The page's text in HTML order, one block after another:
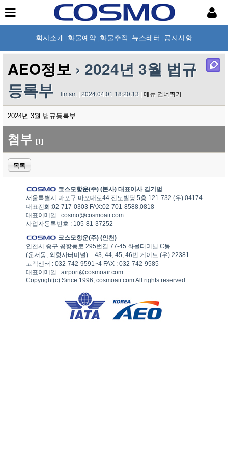
회사소개 화물예약 화물추적 뉴스레터 공지사항
AEO정보 › 2024년 3월 법규
등록부
limsm | 2024.04.01 18:20:13 | 메뉴 건너뛰기
2024년 3월 법규등록부
첨부 [1]
목록
코스모항운(주) (본사) 대표이사 김기범
서울특별시 마포구 마포대로44 진도빌딩 5층 121-732 (우) 04174
대표전화:02-717-0303 FAX:02-701-8588,0818
대표이메일 : cosmo@cosmoair.com
사업자등록번호 : 105-81-37252
코스모항운(주) (인천)
인천시 중구 공항동로 295번길 77-45 화물터미널 C동
(운서동, 외항사터미널) – 43, 44, 45, 46번 게이트 (우) 22381
고객센터 : 032-742-9591~4 FAX : 032-742-9585
대표이메일 : airport@cosmoair.com
Copyright(c) Since 1996, cosmoair.com All rights reserved.